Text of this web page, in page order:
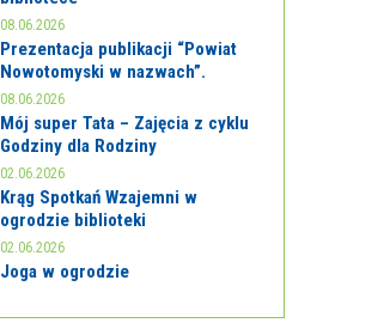
08.06.2026
Prezentacja publikacji “Powiat
Nowotomyski w nazwach”.
08.06.2026
Mój super Tata – Zajęcia z cyklu
Godziny dla Rodziny
02.06.2026
Krąg Spotkań Wzajemni w
ogrodzie biblioteki
02.06.2026
Joga w ogrodzie